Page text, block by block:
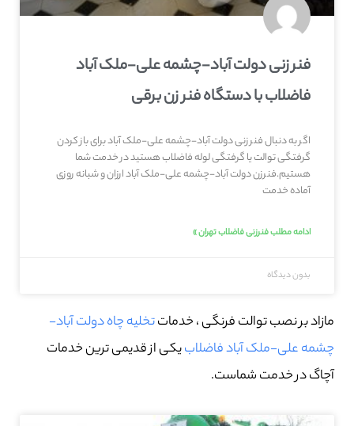
فنر زنی دولت آباد-چشمه علی-ملک آباد
فاضلاب با دستگاه فنر زن برقی
اگر به دنبال فنر زنی دولت آباد-چشمه علی-ملک آباد برای باز کردن
گرفتگی توالت یا گرفتگی لوله فاضلاب هستید در خدمت شما
هستیم.فنرزن دولت آباد-چشمه علی-ملک آباد ارزان و شبانه روزی
آماده خدمت
ادامه مطلب فنرزنی فاضلاب تهران »
بدون دیدگاه
مازاد بر نصب توالت فرنگی ، خدماتتخلیه چاه دولت آباد-
چشمه علی-ملک آباد فاضلابیکی از قدیمی ترین خدمات
آچاگ در خدمت شماست.